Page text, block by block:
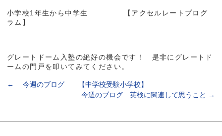
小学校1年生から中学生 【アクセルレートプログ
ラム】
グレートドーム入塾の絶好の機会です！ 是非にグレートド
ームの門戸を叩いてみてください。
←
今週のブログ 【中学校受験小学校】
今週のブログ 英検に関連して思うこと →